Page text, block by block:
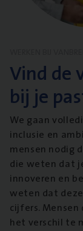
Vind de
bij je
We gaan
inclusie en
mensen nodig
die weten dat
innoveren en
weten dat
cijfers.
het verschil te